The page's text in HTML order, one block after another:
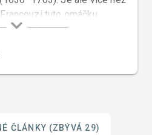
tuto omáčku
byla tato omáčka již
ČLÁNKY (ZBÝVÁ 29)